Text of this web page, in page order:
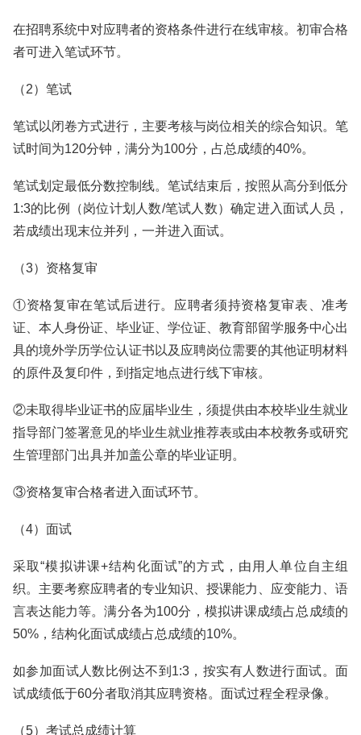
在招聘系统中对应聘者的资格条件进行在线审核。初审合格
者可进入笔试环节。
（2）笔试
笔试以闭卷方式进行，主要考核与岗位相关的综合知识。笔
试时间为120分钟，满分为100分，占总成绩的40%。
笔试划定最低分数控制线。笔试结束后，按照从高分到低分
1:3的比例（岗位计划人数/笔试人数）确定进入面试人员，
若成绩出现末位并列，一并进入面试。
（3）资格复审
①资格复审在笔试后进行。应聘者须持资格复审表、准考
证、本人身份证、毕业证、学位证、教育部留学服务中心出
具的境外学历学位认证书以及应聘岗位需要的其他证明材料
的原件及复印件，到指定地点进行线下审核。
②未取得毕业证书的应届毕业生，须提供由本校毕业生就业
指导部门签署意见的毕业生就业推荐表或由本校教务或研究
生管理部门出具并加盖公章的毕业证明。
③资格复审合格者进入面试环节。
（4）面试
采取“模拟讲课+结构化面试”的方式，由用人单位自主组
织。主要考察应聘者的专业知识、授课能力、应变能力、语
言表达能力等。满分各为100分，模拟讲课成绩占总成绩的
50%，结构化面试成绩占总成绩的10%。
如参加面试人数比例达不到1:3，按实有人数进行面试。面
试成绩低于60分者取消其应聘资格。面试过程全程录像。
（5）考试总成绩计算